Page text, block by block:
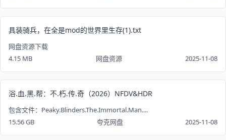
具装骑兵，在全是mod的世界里生存(1).txt
网盘资源下载
4.15 MB
网盘资源 2025-11-08
浴.血.黑.帮：不.朽.传.奇（2026）NFDV&HDR
包含文件：Peaky.Blinders.The.Immortal.Man....
15.56 GB
夸克网盘 2025-11-08